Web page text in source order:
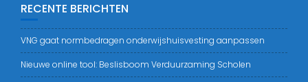
RECENTE BERICHTEN
VNG gaat normbedragen onderwijshuisvesting aanpassen
Nieuwe online tool: Beslisboom Verduurzaming Scholen